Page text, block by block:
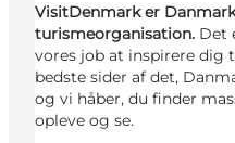
VisitDenmark er
turismeorganisation. Det
vores job at inspirere dig
bedste sider af det,
og vi håber, du finder
opleve og se.